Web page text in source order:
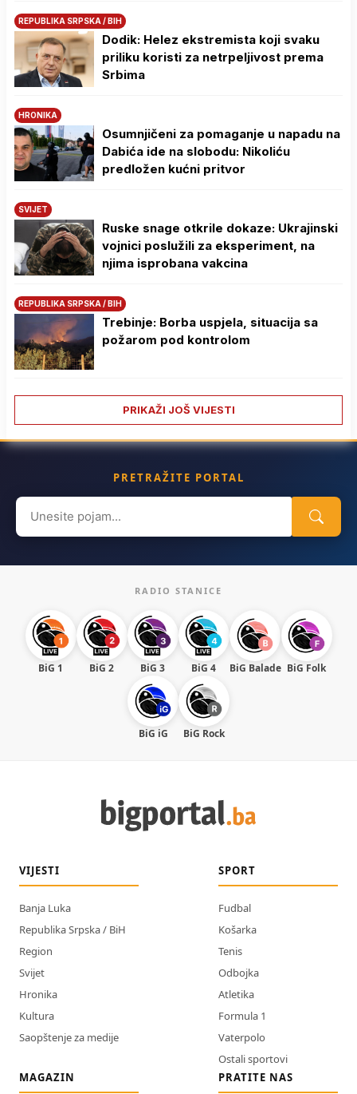
REPUBLIKA SRPSKA / BIH
Dodik: Helez ekstremista koji svaku
priliku koristi za netrpeljivost prema
Srbima
HRONIKA
Osumnjičeni za pomaganje u napadu na
Dabića ide na slobodu: Nikoliću
predložen kućni pritvor
SVIJET
Ruske snage otkrile dokaze: Ukrajinski
vojnici poslužili za eksperiment, na
njima isprobana vakcina
REPUBLIKA SRPSKA / BIH
Trebinje: Borba uspjela, situacija sa
požarom pod kontrolom
PRIKAŽI JOŠ VIJESTI
PRETRAŽITE PORTAL
Search
for:
RADIO STANICE
BiG 1 BiG 2 BiG 3 BiG 4 BiG Balade BiG Folk
BiG iG BiG Rock
VIJESTI
Banja Luka
Republika Srpska / BiH
Region
Svijet
Hronika
Kultura
Saopštenje za medije
SPORT
Fudbal
Košarka
Tenis
Odbojka
Atletika
Formula 1
Vaterpolo
Ostali sportovi
MAGAZIN
PRATITE NAS